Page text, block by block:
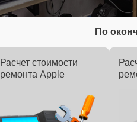
По
Расчет стоимости
ремонта Apple